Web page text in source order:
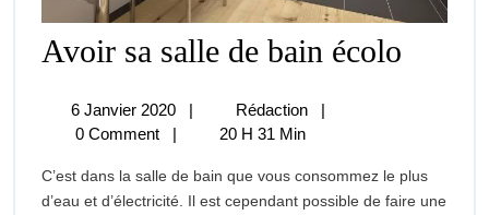
Avoir sa salle de bain écolo
6 Janvier 2020
Janvier
| Rédaction
Avoir
De
Bain
|
0 Comment
| 20 H 31 Min
C’est dans la salle de bain que vous consommez le plus
d’eau et d’électricité. Il est cependant possible de faire une